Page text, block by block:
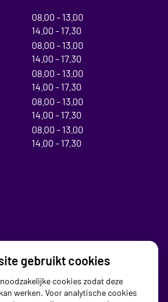
08.00 tot
- 13.00
14.00 tot
- 17.30
08.00 tot
- 13.00
14.00 tot
- 17.30
08.00 tot
- 13.00
14.00 tot
- 17.30
08.00 tot
- 13.00
14.00 tot
- 17.30
08.00 tot
- 13.00
14.00 tot
- 17.30
mogen
gebruik toe
geen vergeten ziekte meer: aantal
gebruikt cookies
cookies zodat deze
werken. Voor analytische cookies